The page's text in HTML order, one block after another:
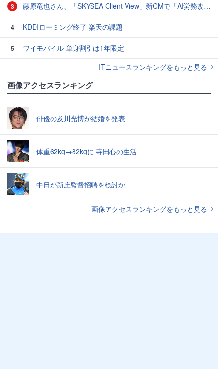
3 藤原竜也さん、「SKYSEA Client View」新CMで「AI労務改善」をアピール 働き方をAIが分析したら「すぐに休んで」と言われる？
4 KDDIローミング終了 楽天の課題
5
ワイモバイル 単身割引は1年限定
ITニュースランキングをもっと見る
画像アクセスランキング
俳優の及川光博が結婚を発表
体重62kg→82kgに 寺田心の生活
中日が新庄監督招聘を検討か
画像アクセスランキングをもっと見る